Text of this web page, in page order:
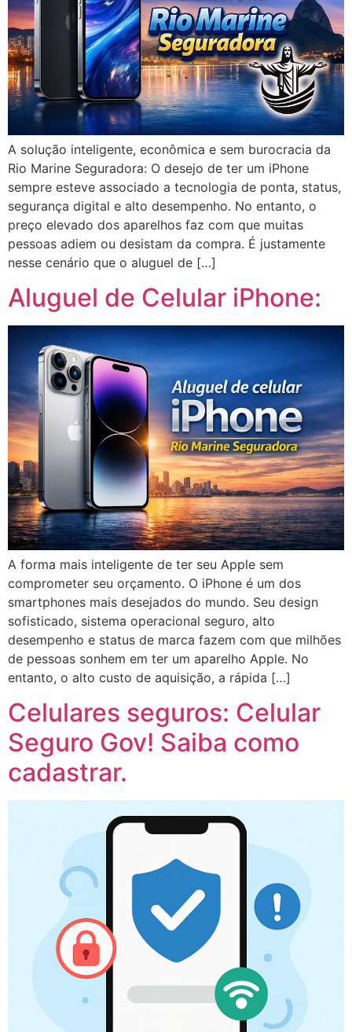
A solução inteligente, econômica e sem burocracia da
Rio Marine Seguradora: O desejo de ter um iPhone
sempre esteve associado a tecnologia de ponta, status,
segurança digital e alto desempenho. No entanto, o
preço elevado dos aparelhos faz com que muitas
pessoas adiem ou desistam da compra. É justamente
nesse cenário que o aluguel de […]
Aluguel de Celular iPhone:
A forma mais inteligente de ter seu Apple sem
comprometer seu orçamento. O iPhone é um dos
smartphones mais desejados do mundo. Seu design
sofisticado, sistema operacional seguro, alto
desempenho e status de marca fazem com que milhões
de pessoas sonhem em ter um aparelho Apple. No
entanto, o alto custo de aquisição, a rápida […]
Celulares seguros: Celular
Seguro Gov! Saiba como
cadastrar.